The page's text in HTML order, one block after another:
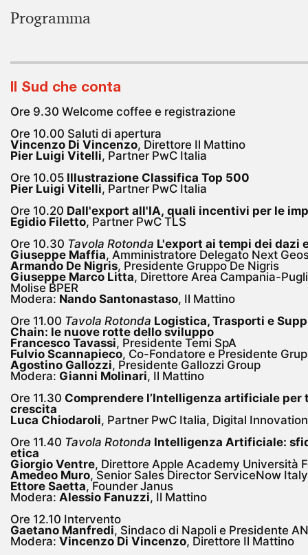
Programma
Il Sud che conta
Ore 9.30 Welcome coffee e registrazione
Ore 10.00 Saluti di apertura
Vincenzo Di Vincenzo, Direttore Il Mattino
Pier Luigi Vitelli, Partner PwC Italia
Ore 10.05 Illustrazione Classifica Top 500
Pier Luigi Vitelli, Partner PwC Italia
Ore 10.20 Dall'export all'IA, quali incentivi per le
Egidio Filetto, Partner PwC TLS
Ore 10.30 Tavola Rotonda L'export ai tempi dei dazi
Giuseppe Maffia, Amministratore Delegato Next
Armando De Nigris, Presidente Gruppo De Nigris
Giuseppe Marco Litta, Direttore Area Campania-
Molise BPER
Modera: Nando Santonastaso, Il Mattino
Ore 11.00 Tavola Rotonda Logistica, Trasporti e
Chain: le nuove rotte dello sviluppo
Francesco Tavassi, Presidente Temi SpA
Fulvio Scannapieco, Co-Fondatore e Presidente
Agostino Gallozzi, Presidente Gallozzi Group
Modera: Gianni Molinari, Il Mattino
Ore 11.30 Comprendere l’Intelligenza artificiale per
crescita
Luca Chiodaroli, Partner PwC Italia, Digital Innovation
Ore 11.40 Tavola Rotonda Intelligenza Artificiale:
etica
Giorgio Ventre, Direttore Apple Academy Università
Amedeo Muro, Senior Sales Director ServiceNow
Ettore Saetta, Founder Janus
Modera: Alessio Fanuzzi, Il Mattino
Ore 12.10 Intervento
Gaetano Manfredi, Sindaco di Napoli e Presidente
Modera: Vincenzo Di Vincenzo, Direttore Il Mattino